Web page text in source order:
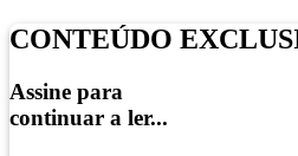
CONTEÚDO
Assine para
continuar a ler...